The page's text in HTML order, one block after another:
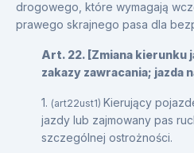
drogowego, które wymagają
prawego skrajnego pasa dla
Art. 22. [Zmiana kierunku
zakazy zawracania; jazda
1. (art22ust1) Kierujący
jazdy lub zajmowany pas
szczególnej ostrożności.